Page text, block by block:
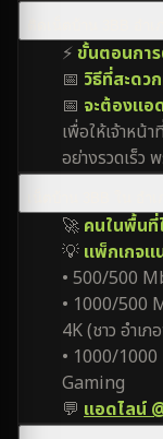
⚡ ขั้นตอนกา
📅 วิธีที่สะดว
📅 จะต้องแอ
เพื่อให้เจ้าหน้
อย่างรวดเร็ว
🚀 คนในพื้นที่
💡 แพ็กเกจแ
• 500/500
• 1000/500
4K (ชาว อำเ
• 1000/
Gaming
💬 แอดไลน์